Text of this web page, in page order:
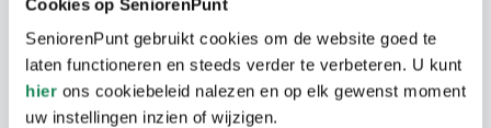
Cookies op SeniorenPunt
SeniorenPunt gebruikt cookies om de website goed te
laten functioneren en steeds verder te verbeteren. U kunt
hier ons cookiebeleid nalezen en op elk gewenst moment
uw instellingen inzien of wijzigen.
Omgeving
Onder de rook van Eindhoven ligt het dorp
Geldrop. Magdalenahof ligt vlakbij het